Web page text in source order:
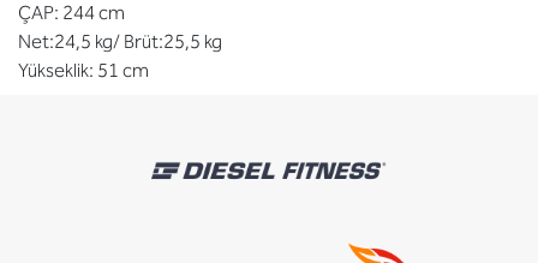
ÇAP: 244 cm
Net:24,5 kg/ Brüt:25,5 kg
Yükseklik: 51 cm